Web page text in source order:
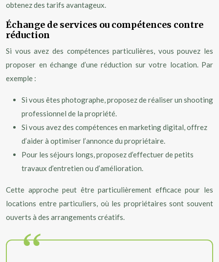
obtenez des tarifs avantageux.
Échange de services ou compétences contre
réduction
Si vous avez des compétences particulières, vous pouvez les
proposer en échange d’une réduction sur votre location. Par
exemple :
Si vous êtes photographe, proposez de réaliser un shooting
professionnel de la propriété.
Si vous avez des compétences en marketing digital, offrez
d’aider à optimiser l’annonce du propriétaire.
Pour les séjours longs, proposez d’effectuer de petits
travaux d’entretien ou d’amélioration.
Cette approche peut être particulièrement efficace pour les
locations entre particuliers, où les propriétaires sont souvent
ouverts à des arrangements créatifs.